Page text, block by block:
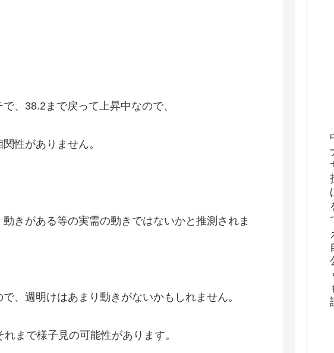
、38.2まで戻って上昇中なので、
性がありません。
きがある等の実需の動きではないかと推測されま
、週明けはあまり動きがないかもしれません。
まで様子見の可能性があります。